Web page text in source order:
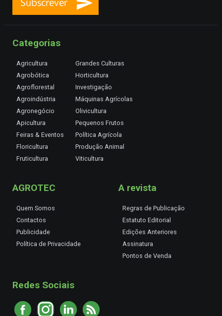
Categorias
Agricultura
Agrobótica
Agroflorestal
Agroindústria
Agronegócio
Apicultura
Feiras & Eventos
Floricultura
Fruticultura
Grandes Culturas
Horticultura
Investigação
Máquinas Agrícolas
Olivicultura
Pequenos Frutos
Política Agrícola
Produção Animal
Viticultura
AGROTEC
Quem Somos
Contactos
Publicidade
Política de Privacidade
A revista
Regras de Publicação
Estatuto Editorial
Edições Anteriores
Assinatura
Pontos de Venda
Redes Sociais